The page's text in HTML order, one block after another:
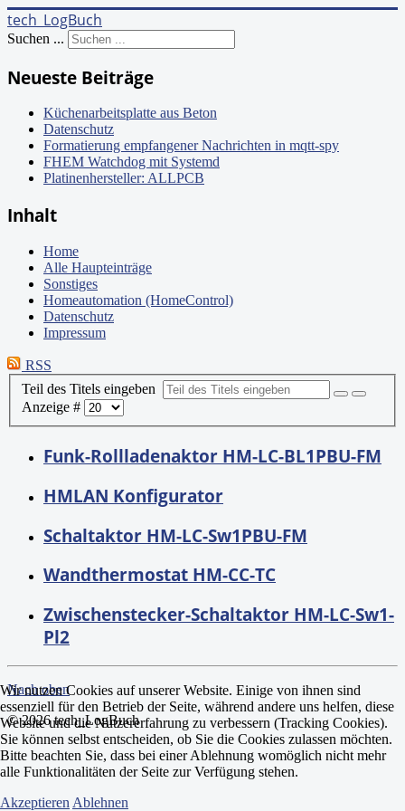
tech_LogBuch
Suchen ...
Neueste Beiträge
Küchenarbeitsplatte aus Beton
Datenschutz
Formatierung empfangener Nachrichten in mqtt-spy
FHEM Watchdog mit Systemd
Platinenhersteller: ALLPCB
Inhalt
Home
Alle Haupteinträge
Sonstiges
Homeautomation (HomeControl)
Datenschutz
Impressum
RSS
Teil des Titels eingeben
Anzeige #
Funk-Rollladenaktor HM-LC-BL1PBU-FM
HMLAN Konfigurator
Schaltaktor HM-LC-Sw1PBU-FM
Wandthermostat HM-CC-TC
Zwischenstecker-Schaltaktor HM-LC-Sw1-
Pl2
Nach oben
© 2026 tech_LogBuch
Wir nutzen Cookies auf unserer Website. Einige von ihnen sind
essenziell für den Betrieb der Seite, während andere uns helfen, diese
Website und die Nutzererfahrung zu verbessern (Tracking Cookies).
Sie können selbst entscheiden, ob Sie die Cookies zulassen möchten.
Bitte beachten Sie, dass bei einer Ablehnung womöglich nicht mehr
alle Funktionalitäten der Seite zur Verfügung stehen.
Akzeptieren Ablehnen